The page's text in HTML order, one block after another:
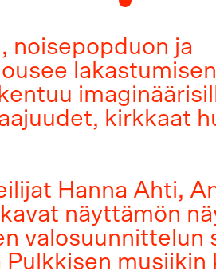
noisepopduon ja
kirkkaat
Hanna Ahti,
näyttämön
valosuunnittelun
musiikin